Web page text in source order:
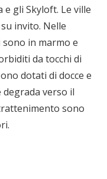
e gli Skyloft. Le ville
invito. Nelle
in marmo e
da tocchi di
dotati di docce e
degrada verso il
sono